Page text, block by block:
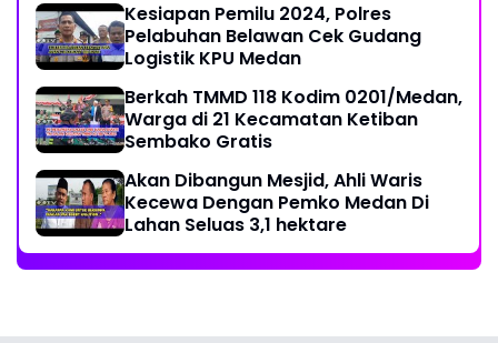
Kesiapan Pemilu 2024, Polres
Pelabuhan Belawan Cek Gudang
Logistik KPU Medan
Berkah TMMD 118 Kodim 0201/Medan,
Warga di 21 Kecamatan Ketiban
Sembako Gratis
Akan Dibangun Mesjid, Ahli Waris
Kecewa Dengan Pemko Medan Di
Lahan Seluas 3,1 hektare